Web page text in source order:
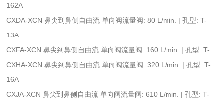
162A
CXDA-XCN 鼻尖到鼻侧自由流 单向阀流量阀: 80 L/min. | 孔型: T-
13A
CXFA-XCN 鼻尖到鼻侧自由流 单向阀流量阀: 160 L/min. | 孔型: T-
CXHA-XCN 鼻尖到鼻侧自由流 单向阀流量阀: 320 L/min. | 孔型: T-
16A
CXJA-XCN 鼻尖到鼻侧自由流 单向阀流量阀: 610 L/min. | 孔型: T-